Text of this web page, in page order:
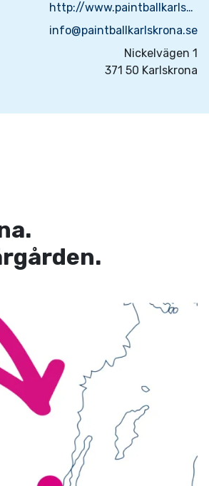
http://www.paintballkarlskrona.se/
info@paintballkarlskrona.se
Nickelvägen 1
371 50 Karlskrona